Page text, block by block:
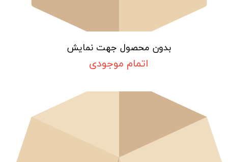
بدون محصول جهت نمایش
اتمام موجودی